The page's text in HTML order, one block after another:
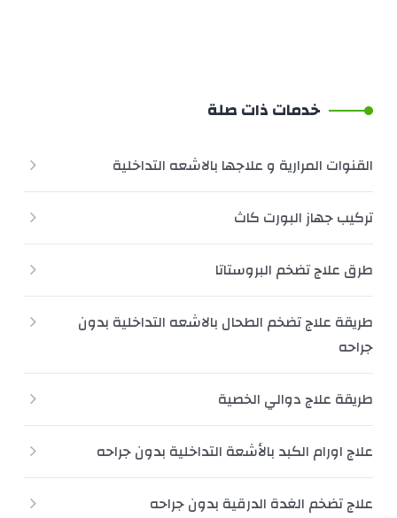
خدمات ذات صلة
القنوات المرارية و علاجها بالاشعه التداخلية
تركيب جهاز البورت كاث
طرق علاج تضخم البروستاتا
طريقة علاج تضخم الطحال بالاشعه التداخلية بدون
جراحه
طريقة علاج دوالي الخصية
علاج اورام الكبد بالأشعة التداخلية بدون جراحه
علاج تضخم الغدة الدرقية بدون جراحه